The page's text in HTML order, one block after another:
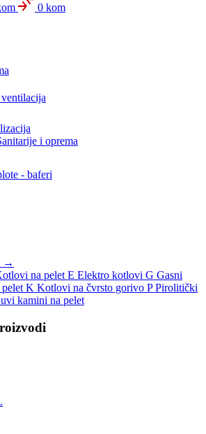
0 kom
i oprema
- baferi
→
na pelet E Elektro kotlovi G Gasni
K Kotlovi na čvrsto gorivo P Pirolitički
kamini na pelet